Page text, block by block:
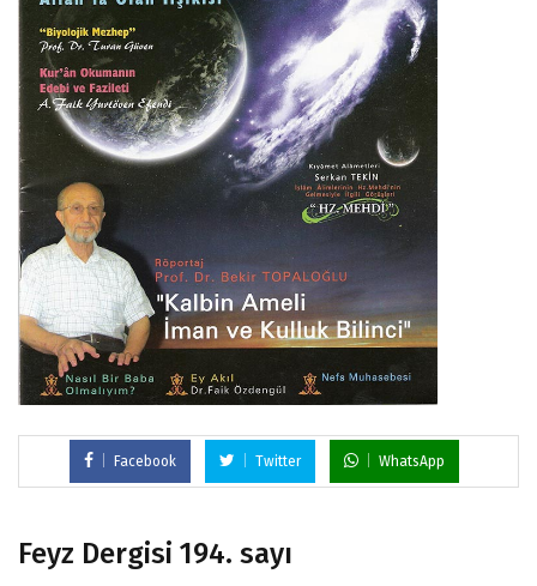
Facebook Twitter WhatsApp
Feyz Dergisi 194. sayı